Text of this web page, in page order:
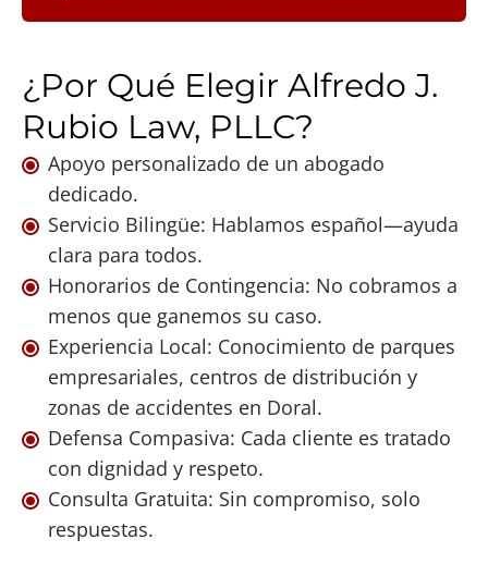
¿Por Qué Elegir Alfredo J.
Rubio Law, PLLC?
Apoyo personalizado de un abogado
dedicado.
Servicio Bilingüe: Hablamos español—ayuda
clara para todos.
Honorarios de Contingencia: No cobramos a
menos que ganemos su caso.
Experiencia Local: Conocimiento de parques
empresariales, centros de distribución y
zonas de accidentes en Doral.
Defensa Compasiva: Cada cliente es tratado
con dignidad y respeto.
Consulta Gratuita: Sin compromiso, solo
respuestas.